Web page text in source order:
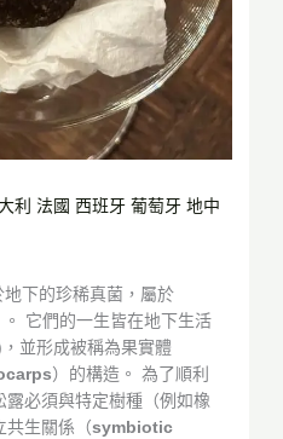
利 法國 西班牙 葡萄牙 地中
下的珍稀真菌，屬於
。 它們的一生皆在地下生活
並形成被稱為果實體
）的構造。 為了順利
必須與特定樹種（例如橡
共生關係（symbiotic